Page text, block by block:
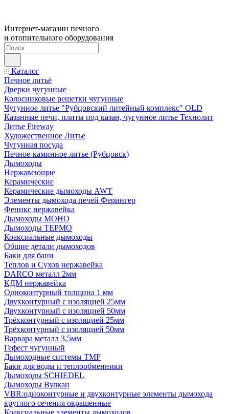
Интернет-магазин печного
и отопительного оборудования
Каталог
Печное литьё
Дверки чугунные
Колосниковые решетки чугунные
Чугунное литье "Рубцовский литейный комплекс" OLD
Казанные печи, плиты под казан, чугунное литье Технолит
Литье Fireway
Художественное Литье
Чугунная посуда
Печное-каминное литье (Рубцовск)
Дымоходы
Нержавеющие
Керамические
Керамические дымоходы AWT
Элементы дымохода печей Ферингер
Феникс нержавейка
Дымоходы МОНО
Дымоходы ТЕРМО
Коаксиальные дымоходы
Общие детали дымоходов
Баки для бани
Теплов и Сухов нержавейка
DARCO металл 2мм
КДМ нержавейка
Одноконтурный толщина 1 мм
Двухконтурный с изоляцией 25мм
Двухконтурный с изоляцией 50мм
Трёхконтурный с изоляцией 25мм
Трёхконтурный с изоляцией 50мм
Варвара металл 3,5мм
Гефест чугунный
Дымоходные системы TMF
Баки для воды и теплообменники
Дымоходы SCHIEDEL
Дымоходы Вулкан
VBR:одноконтурные и двухконтурные элементы дымохода
круглого сечения окрашенные
Коаксиальные элементы дымоходов